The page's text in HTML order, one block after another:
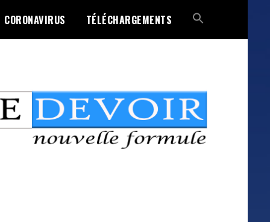
CORONAVIRUS TÉLÉCHARGEMENTS